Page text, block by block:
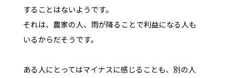
することはないようです。
それは、農家の人、雨が降ることで利益になる人も
いるからだそうです。
ある人にとってはマイナスに感じることも、別の人